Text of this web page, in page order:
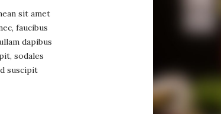
sit amet
faucibus
dapibus
sodales
suscipit